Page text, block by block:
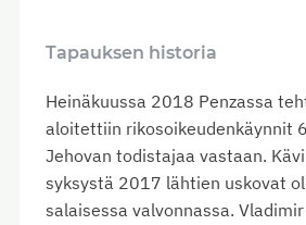
Tapauksen historia
Heinäkuussa 2018 Penzassa
aloitettiin rikosoikeudenkäynnit
Jehovan todistajaa vastaan.
syksystä 2017 lähtien uskovat
salaisessa valvonnassa.